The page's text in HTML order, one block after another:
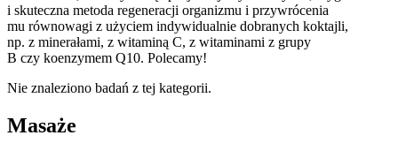
i skuteczna metoda regeneracji organizmu i przywrócenia
mu równowagi z użyciem indywidualnie dobranych koktajli,
np. z minerałami, z witaminą C, z witaminami z grupy
B czy koenzymem Q10. Polecamy!
Nie znaleziono badań z tej kategorii.
Masaże